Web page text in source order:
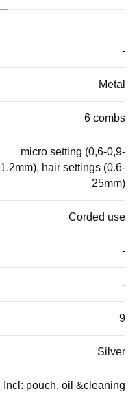
-
Metal
6 combs
micro setting (0,6-0,9-
1.2mm), hair settings (0.6-
25mm)
Corded use
-
-
9
Silver
Incl: pouch, oil &cleaning